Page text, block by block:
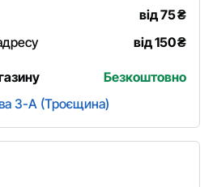
від 75₴
від 150₴
Безкоштовно
3-А (Троєщина)